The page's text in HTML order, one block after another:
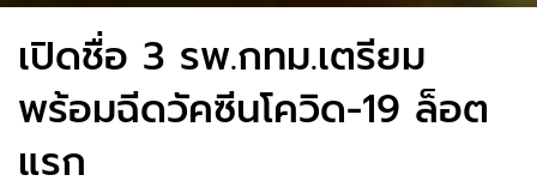
เปิดชื่อ​ 3​ รพ.กทม.เตรียม
พร้อมฉีดวัคซีนโควิด-19​ ล็อต
แรก